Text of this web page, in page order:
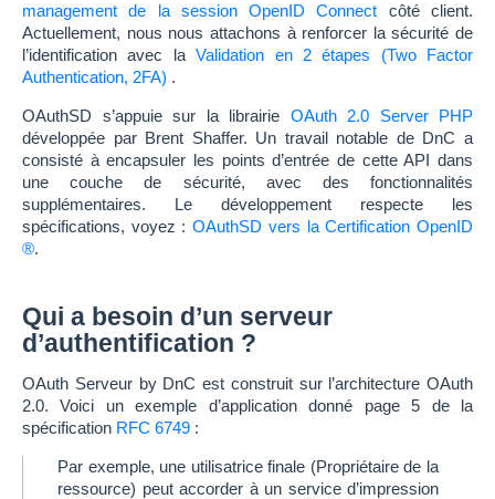
management de la session OpenID Connect côté client.
Actuellement, nous nous attachons à renforcer la sécurité de
l’identification avec laValidation en 2 étapes (Two Factor
Authentication, 2FA) .
OAuthSD s’appuie sur la librairie OAuth 2.0 Server PHP
développée par Brent Shaffer. Un travail notable de DnC a
consisté à encapsuler les points d’entrée de cette API dans
une couche de sécurité, avec des fonctionnalités
supplémentaires. Le développement respecte les
spécifications, voyez :OAuthSD vers la Certification OpenID
®.
Qui a besoin d’un serveur
d’authentification ?
OAuth Serveur by DnC est construit sur l’architecture OAuth
2.0. Voici un exemple d’application donné page 5 de la
spécification RFC 6749 :
Par exemple, une utilisatrice finale (Propriétaire de la
ressource) peut accorder à un service d’impression